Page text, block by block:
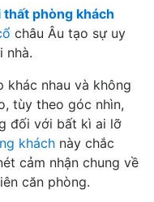
thất phòng khách
châu Âu tạo sự uy
nhà.
khác nhau và không
tùy theo góc nhìn,
đối với bất kì ai lỡ
khách này chắc
cảm nhận chung về
căn phòng.